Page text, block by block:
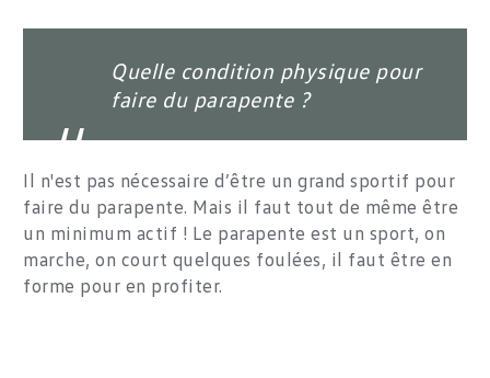
Quelle condition physique pour
faire du parapente ?
Il n'est pas nécessaire d’être un grand sportif pour
faire du parapente. Mais il faut tout de même être
un minimum actif ! Le parapente est un sport, on
marche, on court quelques foulées, il faut être en
forme pour en profiter.